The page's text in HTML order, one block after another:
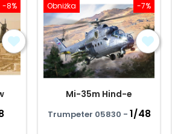
-8% -7%
Obniżka
Mi-35m Hind-e
Trumpeter 05830 - 1/48